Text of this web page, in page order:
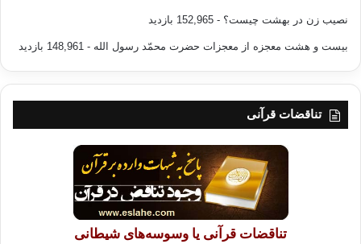
نصیب زن در بهشت چیست؟ - 152,965 بازدید
بیست و هشت معجزه از معجزات حضرت محمّد رسول الله - 148,961 بازدید
تناقضات قرآنی
تناقضات قرآنی یا وسوسه‌های شیطانی